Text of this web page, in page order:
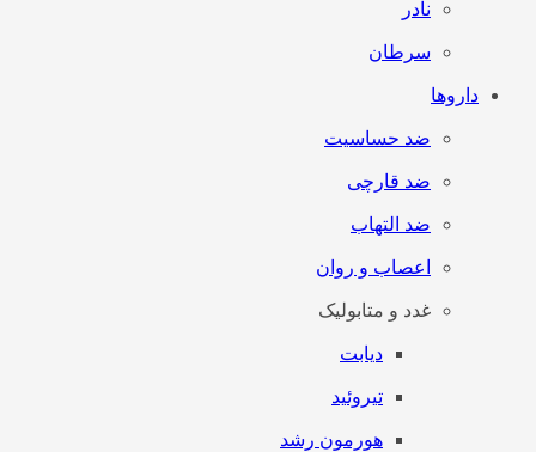
نادر
سرطان
داروها
ضد حساسیت
ضد قارچی
ضد التهاب
اعصاب و روان
غدد و متابولیک
دیابت
تیروئید
هورمون رشد